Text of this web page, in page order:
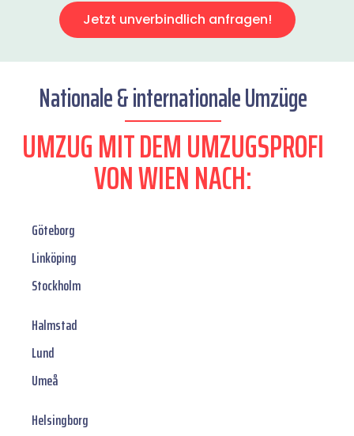
Jetzt unverbindlich anfragen!
Nationale & internationale Umzüge
UMZUG MIT DEM UMZUGSPROFI
VON WIEN NACH:
Göteborg
Linköping
Stockholm
Halmstad
Lund
Umeå
Helsingborg